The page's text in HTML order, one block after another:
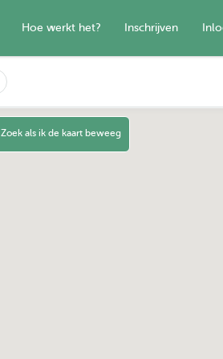
Hoe werkt het? Inschrijven
Zoek als ik de kaart beweeg